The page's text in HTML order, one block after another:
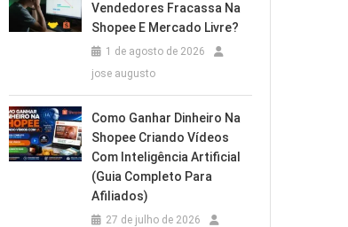
Vendedores Fracassa Na
Shopee E Mercado Livre?
1 de agosto de 2026
jose augusto
Como Ganhar Dinheiro Na
Shopee Criando Vídeos
Com Inteligência Artificial
(Guia Completo Para
Afiliados)
27 de julho de 2026